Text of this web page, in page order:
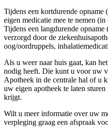
Tijdens een kortdurende
eigen medicatie mee te nemen
Tijdens een langdurende
verzorgd door de
oog/oordruppels,
Als u weer naar huis gaat, kan
nodig heeft. Die kunt u voor uw
Apotheek in de centrale hal of u
uw eigen apotheek te laten
krijgt.
Wilt u meer informatie over uw
verpleging graag een afspraak